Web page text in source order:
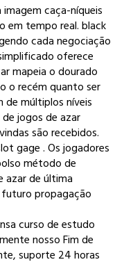
caça-níqueis
em tempo real. black
cada negociação
oferece
mapeia o dourado
o recém quanto ser
de múltiplos níveis
jogos de azar
são recebidos.
gage . Os jogadores
método de
azar de última
futuro propagação
curso de estudo
nosso Fim de
suporte 24 horas